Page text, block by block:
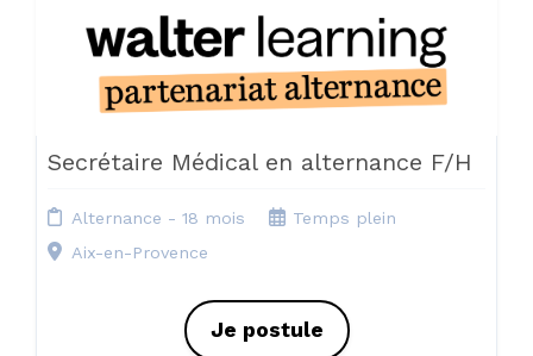
Secrétaire Médical en alternance F/H
Alternance - 18 mois
Temps plein
Aix-en-Provence
Je postule